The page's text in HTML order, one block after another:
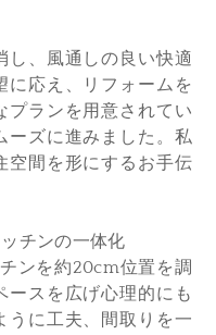
し、風通しの良い快適
に応え、リフォームを
プランを用意されてい
ーズに進みました。私
空間を形にするお手伝
チンの一体化
ンを約20cm位置を調
ースを広げ心理的にも
うに工夫、間取りを一